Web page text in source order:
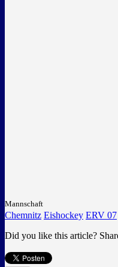
Mannschaft
Chemnitz Eishockey ERV 07
Did you like this article?